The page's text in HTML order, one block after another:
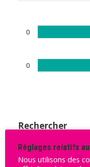
0
0
Rechercher
Réglages relatifs
Nous utilisons des